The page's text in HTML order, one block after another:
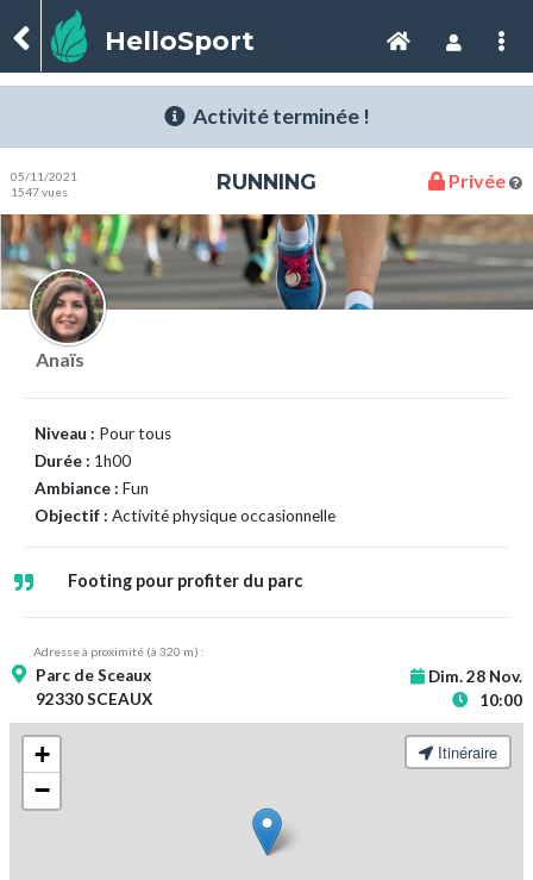
HelloSport
Activité terminée !
05/11/2021
1547 vues
RUNNING Privée
Anaïs
Niveau : Pour tous
Durée : 1h00
Ambiance : Fun
Objectif : Activité physique occasionnelle
Footing pour profiter du parc
Adresse à proximité (à 320 m) :
Parc de Sceaux
92330 SCEAUX
Dim. 28 Nov.
10:00
+
−
Itinéraire